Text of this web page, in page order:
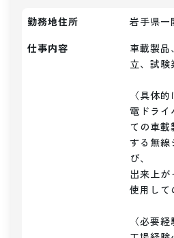
勤務地住所
岩手県一
仕事内容
車載製品
立、試験
〈具体的
電ドライ
ての車載
する無線
び、
出来上が
使用して
〈必要経